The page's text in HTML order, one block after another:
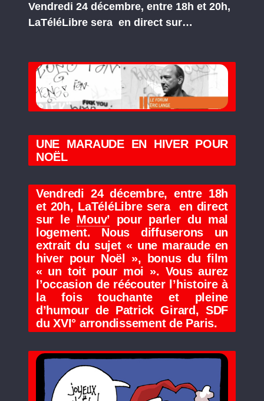
Vendredi 24 décembre, entre 18h et 20h,
LaTéléLibre sera en direct sur…
UNE MARAUDE EN HIVER POUR
NOËL
Vendredi 24 décembre, entre 18h
et 20h, LaTéléLibre sera en direct
sur le Mouv’ pour parler du mal
logement. Nous diffuserons un
extrait du sujet « une maraude en
hiver pour Noël », bonus du film
« un toit pour moi ». Vous aurez
l’occasion de réécouter l’histoire à
la fois touchante et pleine
d’humour de Patrick Girard, SDF
du XVI° arrondissement de Paris.